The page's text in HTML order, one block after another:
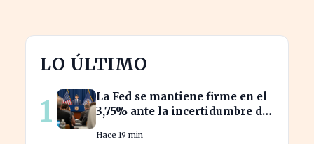
LO ÚLTIMO
1
La Fed se mantiene firme en el
3,75% ante la incertidumbre del
Hace 19 min